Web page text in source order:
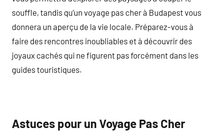
souffle, tandis qu’un voyage pas cher à Budapest vous
donnera un aperçu de la vie locale. Préparez-vous à
faire des rencontres inoubliables et à découvrir des
joyaux cachés qui ne figurent pas forcément dans les
guides touristiques.
Astuces pour un Voyage Pas Cher